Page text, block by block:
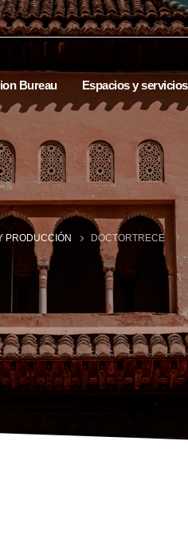
Bureau Espacios y servicios
PRODUCCIÓN DOCTORTRECE